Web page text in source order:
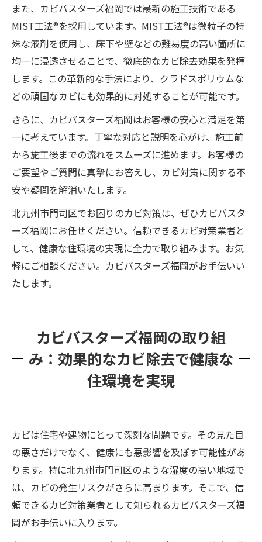
また、カビバスターズ福岡では最新の施工技術である
MIST工法®を採用しています。MIST工法®は微粒子の特
殊な液剤を使用し、床下や壁などの難易度の高い箇所に
均一に浸透させることで、徹底的なカビ除去効果を発揮
します。この革新的な手法により、クラドスポリウムな
どの頑固なカビにも効果的に対処することが可能です。
さらに、カビバスターズ福岡はお客様の安心と満足を第
一に考えています。丁寧な対応と説明を心がけ、施工前
から施工後までの流れをスムーズに進めます。お客様の
ご要望やご質問に真摯にお答えし、カビ対策に関する不
安や疑問を解消いたします。
北九州市門司区でお困りのカビ対策は、ぜひカビバスタ
ーズ福岡にお任せください。信頼できるカビ対策業者と
して、健康な住環境の実現に全力で取り組みます。お気
軽にご相談ください。カビバスターズ福岡がお手伝いい
たします。
カビバスターズ福岡の取り組
み：効果的なカビ除去で健康な
住環境を実現
カビは住宅や建物にとって深刻な問題です。その見た目
の悪さだけでなく、健康にも悪影響を及ぼす可能性があ
ります。特に北九州市門司区のような湿度の高い地域で
は、カビの発生リスクがさらに高まります。そこで、信
頼できるカビ対策業者として知られるカビバスターズ福
岡がお手伝いに入ります。